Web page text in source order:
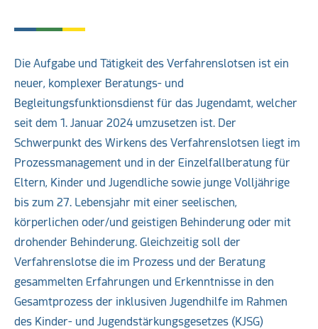
Die Aufgabe und Tätigkeit des Verfahrenslotsen ist ein
neuer, komplexer Beratungs- und
Begleitungsfunktionsdienst für das Jugendamt, welcher
seit dem 1. Januar 2024 umzusetzen ist. Der
Schwerpunkt des Wirkens des Verfahrenslotsen liegt im
Prozessmanagement und in der Einzelfallberatung für
Eltern, Kinder und Jugendliche sowie junge Volljährige
bis zum 27. Lebensjahr mit einer seelischen,
körperlichen oder/und geistigen Behinderung oder mit
drohender Behinderung. Gleichzeitig soll der
Verfahrenslotse die im Prozess und der Beratung
gesammelten Erfahrungen und Erkenntnisse in den
Gesamtprozess der inklusiven Jugendhilfe im Rahmen
des Kinder- und Jugendstärkungsgesetzes (KJSG)